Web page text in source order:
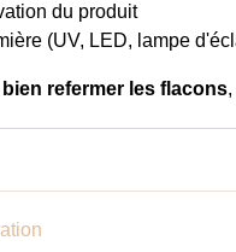
du produit
(UV, LED, lampe
bien refermer les flacons